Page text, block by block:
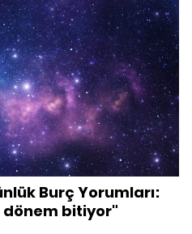
Burç Yorumları:
bitiyor"